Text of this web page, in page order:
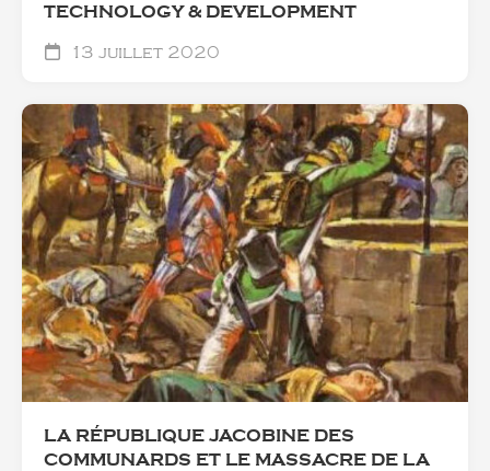
TECHNOLOGY & DEVELOPMENT
13 juillet 2020
LA RÉPUBLIQUE JACOBINE DES
COMMUNARDS ET LE MASSACRE DE LA